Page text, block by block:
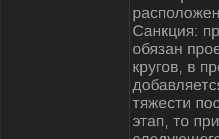
Санкция:
обязан
кругов, в
тяжести
этап, то